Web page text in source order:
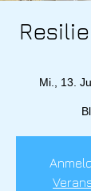
Mi., 13.